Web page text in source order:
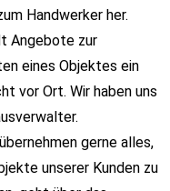
Handwerker her.
Angebote zur
eines Objektes ein
vor Ort. Wir haben uns
gerne alles,
unserer Kunden zu